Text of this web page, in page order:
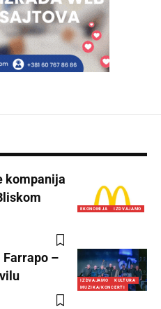
EKONOMIJA IZDVAJAMO
kompanija
IZDVAJAMO
KULTURA
MUZIKA/KONCERTI
–